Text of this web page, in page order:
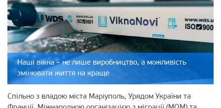
Наші вікна – не лише виробництво, а можливість
змінювати життя на краще
Спільно з владою міста Маріуполь, Урядом України та